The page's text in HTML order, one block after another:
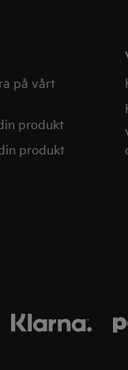
på vårt
produkt
produkt